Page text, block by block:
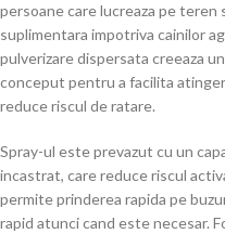
persoane care lucreaza pe
suplimentara impotriva cainilor
pulverizare dispersata creeaza
conceput pentru a facilita
reduce riscul de ratare.
Spray-ul este prevazut cu un
incastrat, care reduce riscul
permite prinderea rapida pe
rapid atunci cand este necesar.